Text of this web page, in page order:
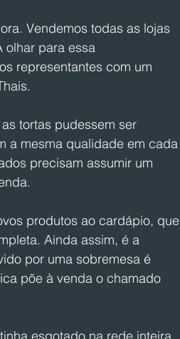
Vendemos todas as lojas
olhar para essa
representantes com um
tortas pudessem ser
a mesma qualidade em cada
precisam assumir um
produtos ao cardápio, que
Ainda assim, é a
por uma sobremesa é
põe à venda o chamado